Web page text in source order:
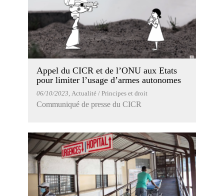
Appel du CICR et de l’ONU aux Etats
pour limiter l’usage d’armes autonomes
06/10/2023, Actualité / Principes et droit
Communiqué de presse du CICR